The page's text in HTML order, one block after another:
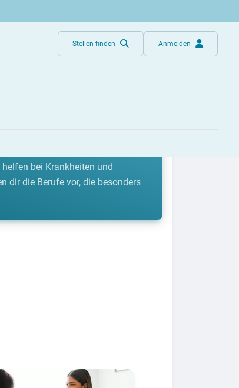
Stellen finden Anmelden
systemrelevanten Berufen
bei Krankheiten und
dir die Berufe vor, die besonders